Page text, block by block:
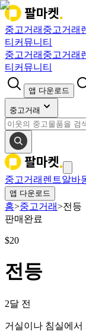
중고거래 중고거래
티 커뮤니티
중고거래 중고거래
티 커뮤니티
앱 다운로드
중고거래
중고거래 렌트알바
앱 다운로드
홈>중고거래>전등
판매완료
$20
전등
2달 전
거실이나 침실에